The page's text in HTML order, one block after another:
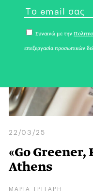
22/03/25
«Go Greener,
Athens
ΜΑΡΙΑ ΤΡΙΤΑΡΗ
Συναινώ με την
επεξεργασία προσωπικών